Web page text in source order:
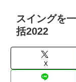
スイングを
括2022
X